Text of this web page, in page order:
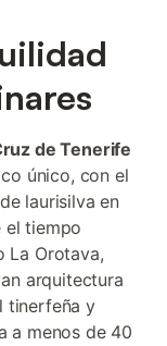
de Tenerife
único, con el
laurisilva en
el tiempo
La Orotava,
arquitectura
tinerfeña y
a menos de 40